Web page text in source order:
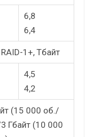
6,8
6,4
1+, Тбайт
4,5
4,2
(15 000 об./
Гбайт (10 000